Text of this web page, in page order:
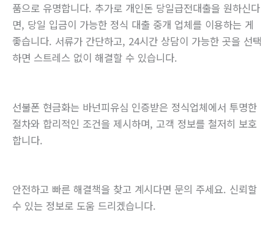
품으로 유명합니다. 추가로 개인돈 당일급전대출을 원하신다
면, 당일 입금이 가능한 정식 대출 중개 업체를 이용하는 게
좋습니다. 서류가 간단하고, 24시간 상담이 가능한 곳을 선택
하면 스트레스 없이 해결할 수 있습니다.
선불폰 현금화는 바넌피유심 인증받은 정식업체에서 투명한
절차와 합리적인 조건을 제시하며, 고객 정보를 철저히 보호
합니다.
안전하고 빠른 해결책을 찾고 계시다면 문의 주세요. 신뢰할
수 있는 정보로 도움 드리겠습니다.